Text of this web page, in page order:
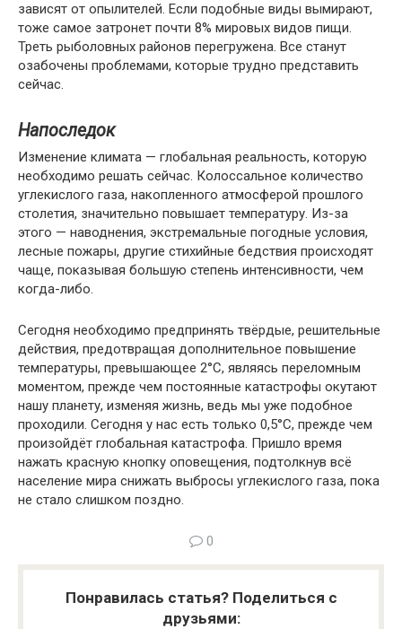
зависят от опылителей. Если подобные виды вымирают,
тоже самое затронет почти 8% мировых видов пищи.
Треть рыболовных районов перегружена. Все станут
озабочены проблемами, которые трудно представить
сейчас.
Напоследок
Изменение климата — глобальная реальность, которую
необходимо решать сейчас. Колоссальное количество
углекислого газа, накопленного атмосферой прошлого
столетия, значительно повышает температуру. Из-за
этого — наводнения, экстремальные погодные условия,
лесные пожары, другие стихийные бедствия происходят
чаще, показывая большую степень интенсивности, чем
когда-либо.
Сегодня необходимо предпринять твёрдые, решительные
действия, предотвращая дополнительное повышение
температуры, превышающее 2°C, являясь переломным
моментом, прежде чем постоянные катастрофы окутают
нашу планету, изменяя жизнь, ведь мы уже подобное
проходили. Сегодня у нас есть только 0,5°С, прежде чем
произойдёт глобальная катастрофа. Пришло время
нажать красную кнопку оповещения, подтолкнув всё
население мира снижать выбросы углекислого газа, пока
не стало слишком поздно.
0
Понравилась статья? Поделиться с
друзьями: